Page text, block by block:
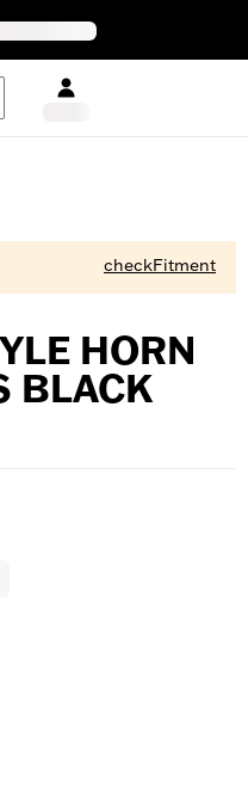
checkFitment
HORN
BLACK